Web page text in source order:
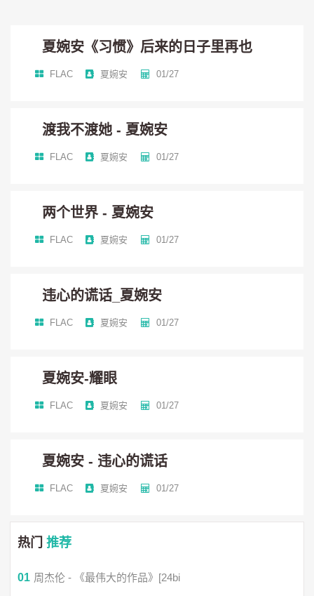
我们不必再迁就 忘了你也忘了我
这次就不再挽留 你放手我也放手
这最后的班车
原本这场爱情 就像是团烈火
心伤痛的折磨
我们不必再迁就 忘了你也忘了我
夏婉安《习惯》后来的日子里再也
FLAC 夏婉安 01/27
渡我不渡她 - 夏婉安
FLAC 夏婉安 01/27
两个世界 - 夏婉安
FLAC 夏婉安 01/27
违心的谎话_夏婉安
FLAC 夏婉安 01/27
夏婉安-耀眼
FLAC 夏婉安 01/27
夏婉安 - 违心的谎话
FLAC 夏婉安 01/27
热门 推荐
01 周杰伦 - 《最伟大的作品》[24bi